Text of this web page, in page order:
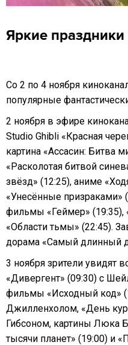
Яркие
Со 2 по 4 ноября
популярные
2 ноября в эфире
Studio Ghibli «Красная
картина «Ассасин: Битва
«Расколотая битвой
звёзд» (12:25), аниме
«Унесённые призраками»
фильмы «Геймер» (19:35),
«Области тьмы» (22:45).
дорама «Самый длинный
3 ноября зрители увидят
«Дивергент» (09:30) с
фильмы «Исходный код»
Джилленхолом, «День
Гибсоном, картины Люка
тысячи планет» (19:00) и